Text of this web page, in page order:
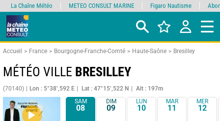
Accueil France Bourgogne-Franche-Comté Haute-Saône Bresilley
MÉTÉO VILLE BRESILLEY
(70140) Lon : 5°38’,592 E Lat : 47°15’,522 N Alt : 197m
SAM
08
DIM
09
LUN
10
MAR
11
MER
12
La Chaîne Météo METEO CONSULT MARINE Figaro Nautisme